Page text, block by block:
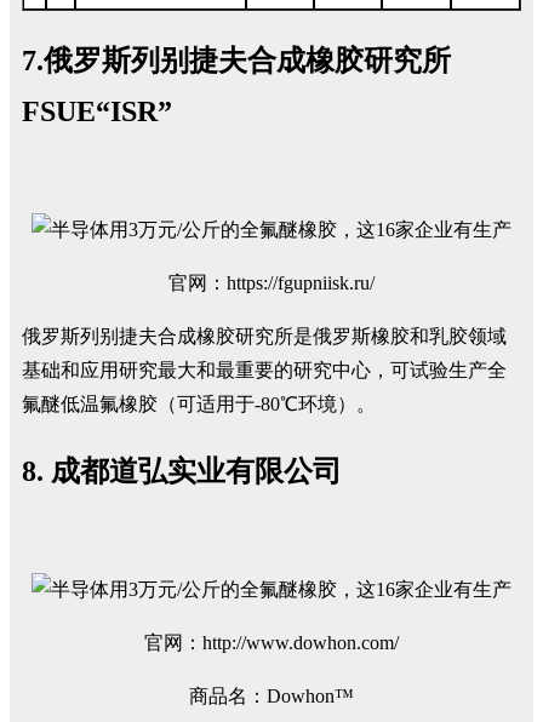
7.俄罗斯列别捷夫合成橡胶研究所
FSUE“ISR”
官网：https://fgupniisk.ru/
俄罗斯列别捷夫合成橡胶研究所是俄罗斯橡胶和乳胶领域
基础和应用研究最大和最重要的研究中心，可试验生产全
氟醚低温氟橡胶（可适用于-80℃环境）。
8. 成都道弘实业有限公司
官网：http://www.dowhon.com/
商品名：Dowhon™